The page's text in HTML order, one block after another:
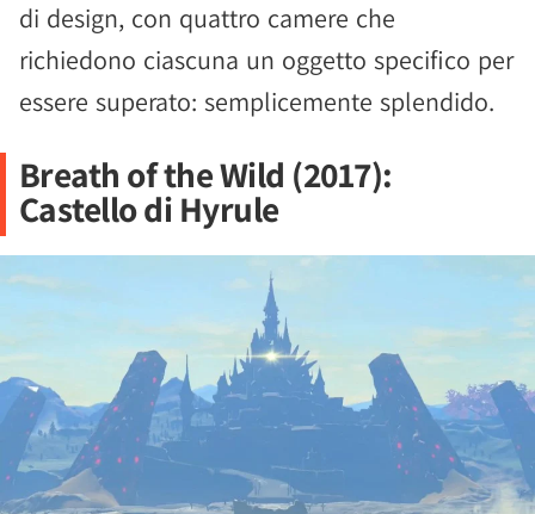
di design, con quattro camere che
richiedono ciascuna un oggetto specifico per
essere superato: semplicemente splendido.
Breath of the Wild (2017):
Castello di Hyrule